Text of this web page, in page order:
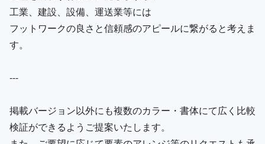
工業、建設、設備、運送業等には
フットワークの良さと信頼感のアピールに繋がると考えま
す。
---
掲載バージョン以外にも複数のカラー・書体にて広く比較
検証ができるようご提案いたします。